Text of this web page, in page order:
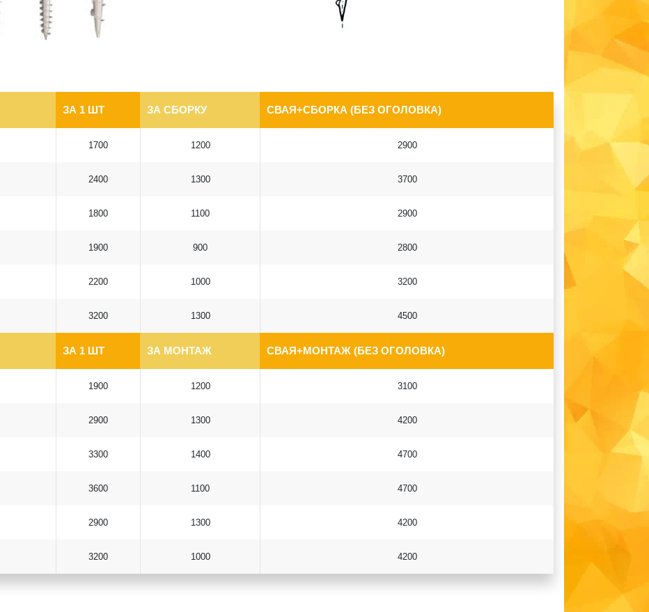
ЗА 1 ШТ ЗА СБОРКУ СВАЯ+СБОРКА (БЕЗ ОГОЛОВКА)
1700 1200 2900
2400 1300 3700
1800 1100 2900
1900 900 2800
2200 1000 3200
3200 1300 4500
ЗА 1 ШТ ЗА МОНТАЖ СВАЯ+МОНТАЖ (БЕЗ ОГОЛОВКА)
1900 1200 3100
2900 1300 4200
3300 1400 4700
3600 1100 4700
2900 1300 4200
3200 1000 4200